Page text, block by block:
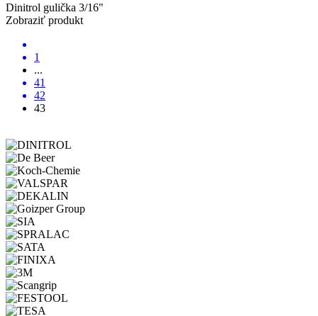
Dinitrol gulička 3/16"
Zobraziť produkt
1
...
41
42
43